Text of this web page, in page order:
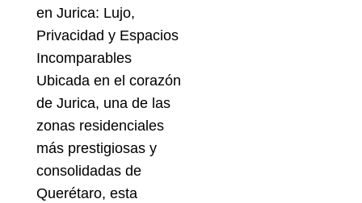
en Jurica: Lujo,
Privacidad y Espacios
Incomparables
Ubicada en el corazón
de Jurica, una de las
zonas residenciales
más prestigiosas y
consolidadas de
Querétaro, esta